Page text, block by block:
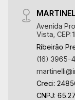
Avenida
Vista, CEP:
Ribeirão
(16) 3965-
Creci:
CNPJ: